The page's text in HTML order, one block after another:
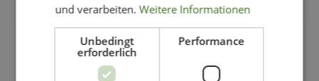
und verarbeiten.Weitere Informationen
Unbedingt
erforderlich
Performance